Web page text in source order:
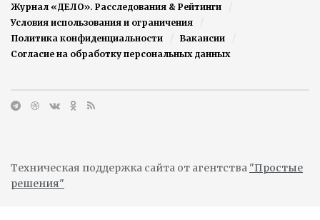
Журнал «ДЕЛО». Расследования & Рейтинги
Условия использования и ограничения
Политика конфиденциальности
Вакансии
Согласие на обработку персональных данных
Техническая поддержка сайта от агентства "Простые
решения"